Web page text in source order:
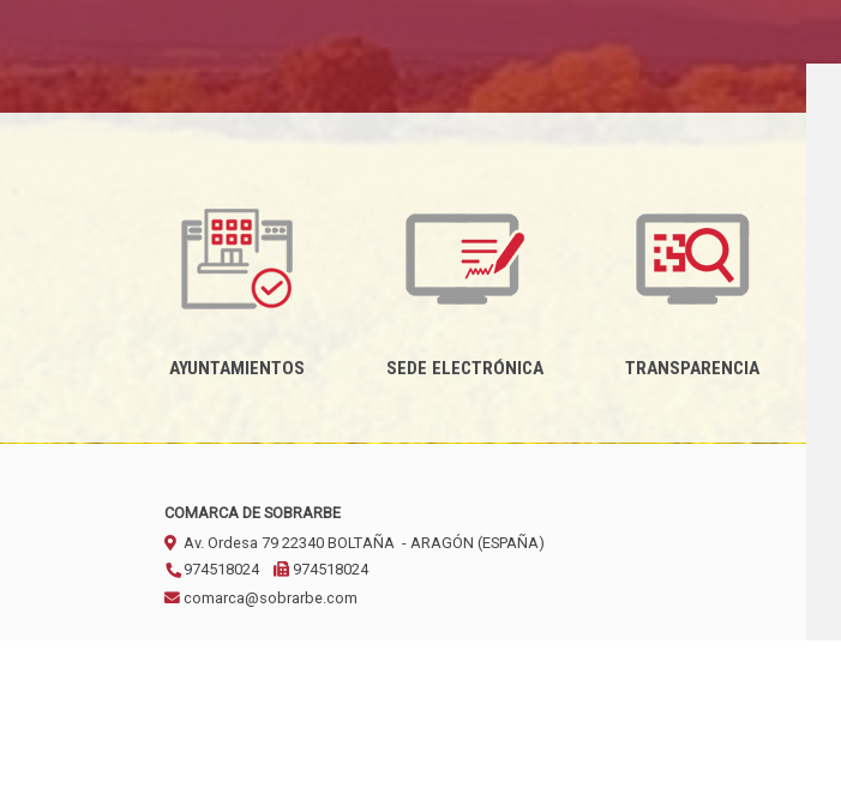
AYUNTAMIENTOS SEDE ELECTRÓNICA TRANSPARENCIA
COMARCA DE SOBRARBE
Av. Ordesa 79 22340 BOLTAÑA - ARAGÓN (ESPAÑA)
974518024
974518024
comarca@sobrarbe.com